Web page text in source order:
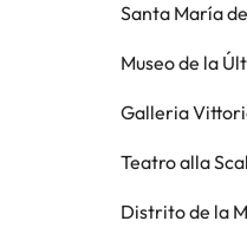
Santa María
Museo de la
Galleria
Teatro alla
Distrito de la